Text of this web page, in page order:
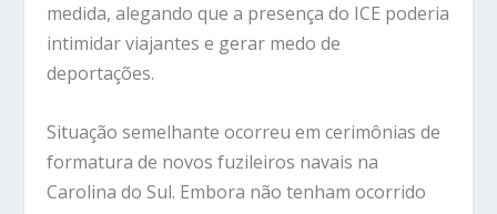
medida, alegando que a presença do ICE poderia
intimidar viajantes e gerar medo de
deportações.
Situação semelhante ocorreu em cerimônias de
formatura de novos fuzileiros navais na
Carolina do Sul. Embora não tenham ocorrido